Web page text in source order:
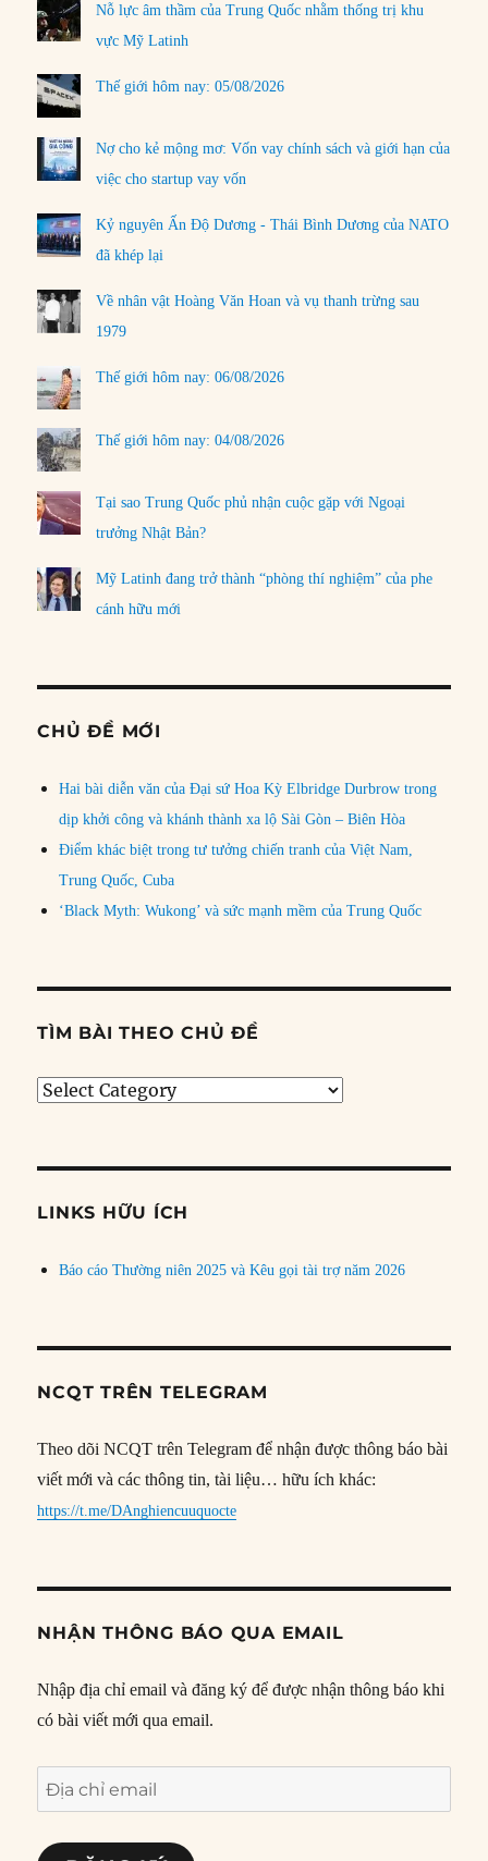
Nỗ lực âm thầm của Trung Quốc nhằm thống trị khu
vực Mỹ Latinh
Thế giới hôm nay: 05/08/2026
Nợ cho kẻ mộng mơ: Vốn vay chính sách và giới hạn của
việc cho startup vay vốn
Kỷ nguyên Ấn Độ Dương - Thái Bình Dương của NATO
đã khép lại
Về nhân vật Hoàng Văn Hoan và vụ thanh trừng sau
1979
Thế giới hôm nay: 06/08/2026
Thế giới hôm nay: 04/08/2026
Tại sao Trung Quốc phủ nhận cuộc gặp với Ngoại
trưởng Nhật Bản?
Mỹ Latinh đang trở thành “phòng thí nghiệm” của phe
cánh hữu mới
CHỦ ĐỀ MỚI
Hai bài diễn văn của Đại sứ Hoa Kỳ Elbridge Durbrow trong
dịp khởi công và khánh thành xa lộ Sài Gòn – Biên Hòa
Điểm khác biệt trong tư tưởng chiến tranh của Việt Nam,
Trung Quốc, Cuba
‘Black Myth: Wukong’ và sức mạnh mềm của Trung Quốc
TÌM BÀI THEO CHỦ ĐỀ
Tìm
đề
LINKS HỮU ÍCH
Báo cáo Thường niên 2025 và Kêu gọi tài trợ năm 2026
NCQT TRÊN TELEGRAM
Theo dõi NCQT trên Telegram để nhận được thông báo bài
viết mới và các thông tin, tài liệu… hữu ích khác:
https://t.me/DAnghiencuuquocte
NHẬN THÔNG BÁO QUA EMAIL
Nhập địa chỉ email và đăng ký để được nhận thông báo khi
có bài viết mới qua email.
Địa
chỉ
email